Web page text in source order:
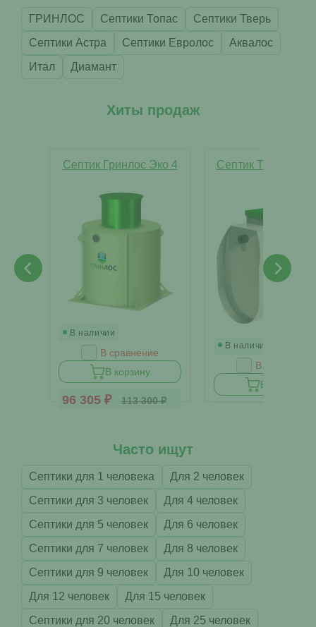
ГРИНЛОС Септики Топас
Септики Тверь
Септики Астра
Септики Евролос
Аквалос
Итал
Диамант
Хиты продаж
Септик Гринлос Эко 4
В наличии
В сравнение
В корзину
96 305 ₽ 113 300 ₽
Септик Тверь
В наличии
В сравнение
В корзину
Часто ищут
Септики для 1 человека
Для 2 человек
Септики для 3 человек
Для 4 человек
Септики для 5 человек
Для 6 человек
Септики для 7 человек
Для 8 человек
Септики для 9 человек
Для 10 человек
Для 12 человек
Для 15 человек
Септики для 20 человек
Для 25 человек